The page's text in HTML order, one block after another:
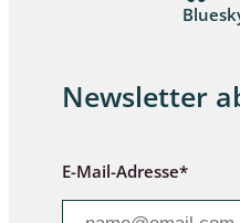
Newsletter
E-Mail-Adresse*